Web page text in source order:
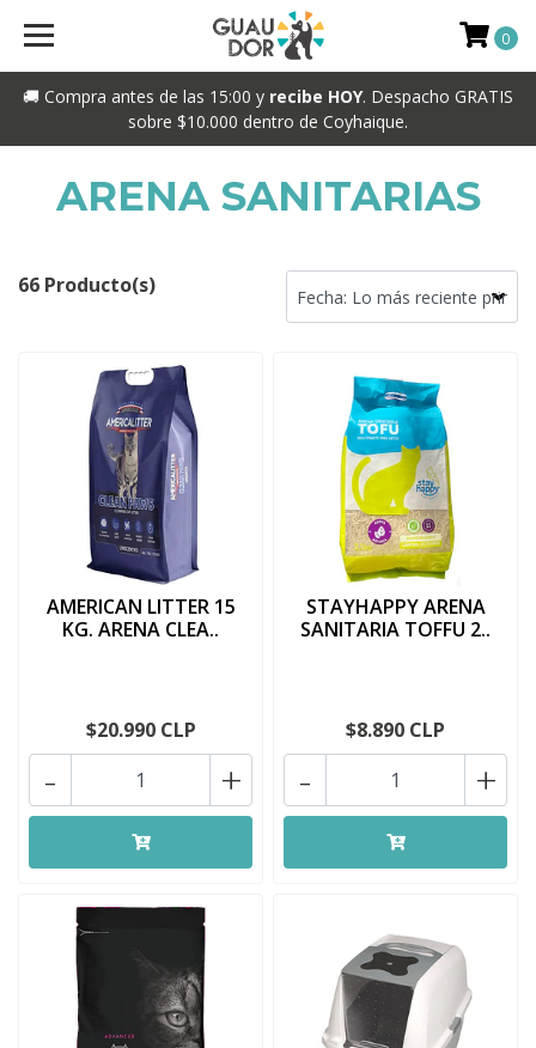
🚚 Compra antes de las 15:00 y recibe HOY. Despacho GRATIS
sobre $10.000 dentro de Coyhaique.
0
ARENA SANITARIAS
66 Producto(s)
AMERICAN LITTER 15
KG. ARENA CLEA..
$20.990 CLP
+
-
STAYHAPPY ARENA
SANITARIA TOFFU 2..
$8.890 CLP
+
-